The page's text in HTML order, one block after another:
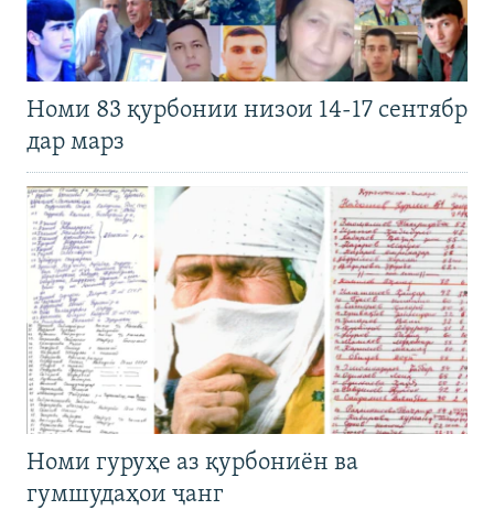
Номи 83 қурбонии низои 14-17 сентябр
дар марз
Номи гуруҳе аз қурбониён ва
гумшудаҳои ҷанг